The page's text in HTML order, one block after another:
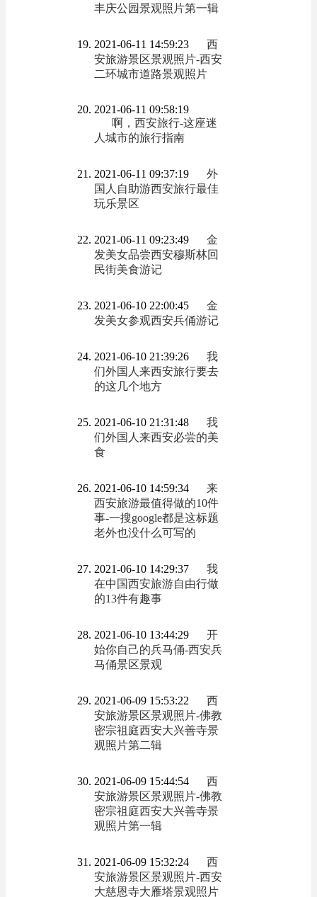
丰庆公园景观照片第一辑
2021-06-11 14:59:23
西
安旅游景区景观照片-西安
二环城市道路景观照片
2021-06-11 09:58:19
啊，西安旅行-这座迷
人城市的旅行指南
2021-06-11 09:37:19
外
国人自助游西安旅行最佳
玩乐景区
2021-06-11 09:23:49
金
发美女品尝西安穆斯林回
民街美食游记
2021-06-10 22:00:45
金
发美女参观西安兵俑游记
2021-06-10 21:39:26
我
们外国人来西安旅行要去
的这几个地方
2021-06-10 21:31:48
我
们外国人来西安必尝的美
食
2021-06-10 14:59:34
来
西安旅游最值得做的10件
事-一搜google都是这标题
老外也没什么可写的
2021-06-10 14:29:37
我
在中国西安旅游自由行做
的13件有趣事
2021-06-10 13:44:29
开
始你自己的兵马俑-西安兵
马俑景区景观
2021-06-09 15:53:22
西
安旅游景区景观照片-佛教
密宗祖庭西安大兴善寺景
观照片第二辑
2021-06-09 15:44:54
西
安旅游景区景观照片-佛教
密宗祖庭西安大兴善寺景
观照片第一辑
2021-06-09 15:32:24
西
安旅游景区景观照片-西安
大慈恩寺大雁塔景观照片